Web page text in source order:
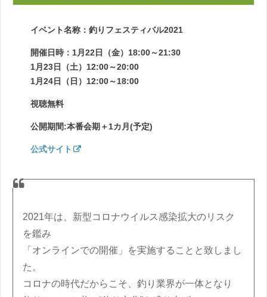
イベント名称：釣りフェスティバル2021
開催日時：1月22日（金）18:00～21:30
1月23日（土）12:00～20:00
1月24日（日）12:00～18:00
視聴無料
公開期間:本番会期＋1カ月(予定)
公式サイト
2021年は、新型コロナウイルス感染拡大のリスク
を鑑み
「オンラインでの開催」を実施することと致しまし
た。
コロナの時代だからこそ、釣り業界が一体となり